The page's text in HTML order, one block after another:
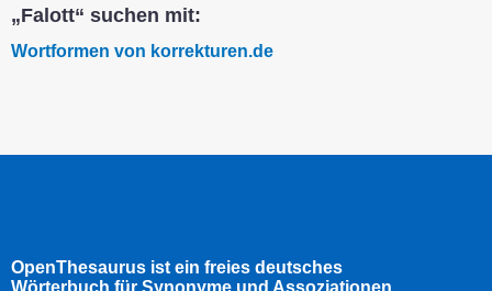
„Falott“ suchen mit:
Wortformen von korrekturen.de
OpenThesaurus ist ein freies deutsches